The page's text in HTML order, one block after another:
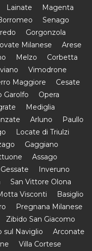
Lainate
Magenta
Senago
Gorgonzola
Milanese
Arese
Melzo
Corbetta
Vimodrone
Maggiore
Cesate
Garolfo
Opera
Mediglia
Arluno
Paullo
Locate di Triulzi
Gaggiano
Assago
Gessate
Inveruno
San Vittore Olona
Visconti
Basiglio
Pregnana Milanese
Zibido San Giacomo
sul Naviglio
Arconate
Villa Cortese